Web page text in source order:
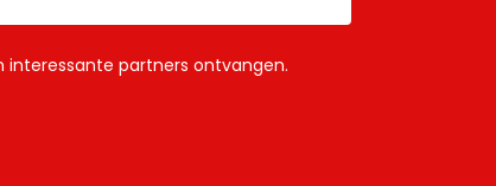
interessante partners ontvangen.